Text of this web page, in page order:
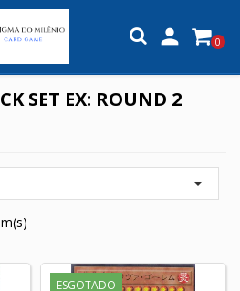
 0
SET EX: ROUND 2

ESGOTADO